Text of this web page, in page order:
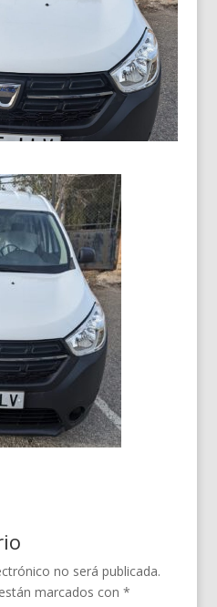
no será publicada.
marcados con *